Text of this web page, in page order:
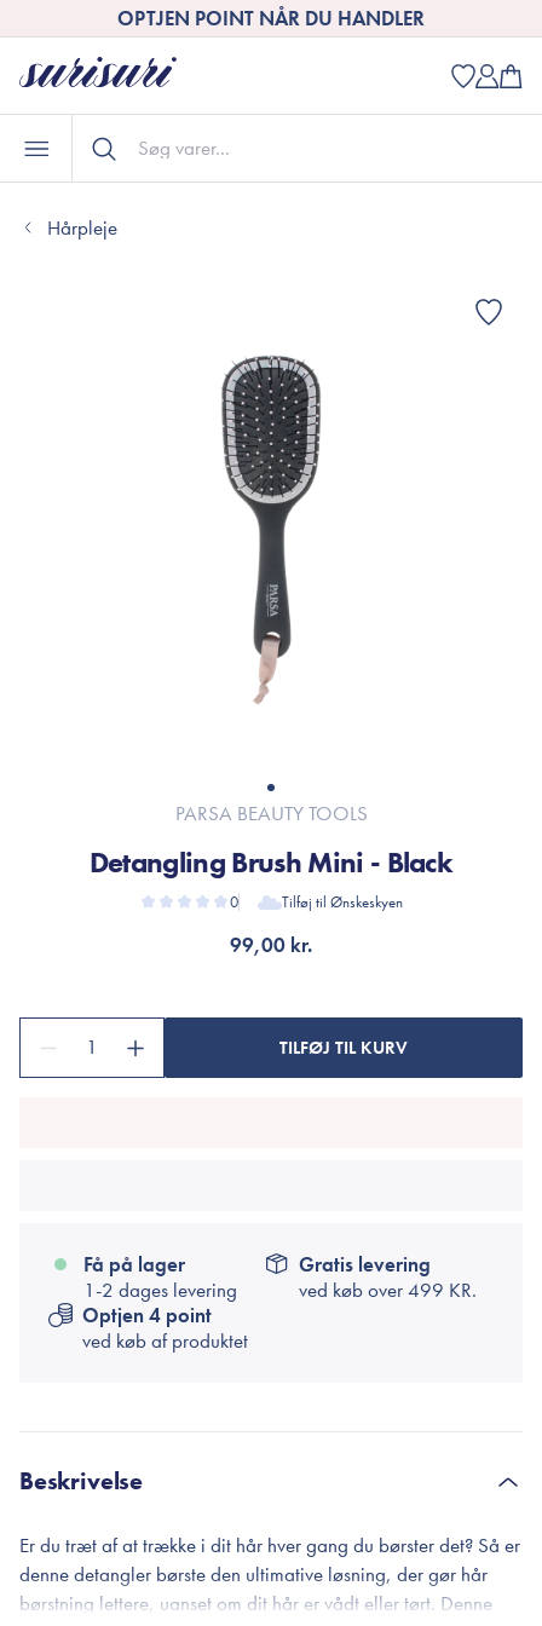
OPTJEN POINT NÅR DU HANDLER
Hårpleje
PARSA BEAUTY TOOLS
Detangling Brush Mini - Black
0 Tilføj til Ønskeskyen
99,00 kr.
1 TILFØJ TIL KURV
Få på lager
1-2 dages levering
Gratis levering
ved køb over499 KR.
Optjen 4 point
ved køb af produktet
Beskrivelse
Er du træt af at trække i dit hår hver gang du børster det? Så er
denne detangler børste den ultimative løsning, der gør hår
børstning lettere, uanset om dit hår er vådt eller tørt. Denne